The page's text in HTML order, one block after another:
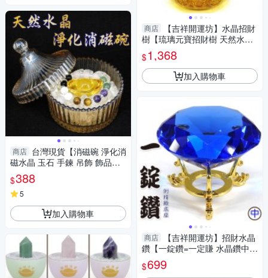
商店 台灣現貨【消磁碗 淨化消
磁水晶 玉石 手鍊 吊飾 飾品等
附白水晶300公克 元寶 已淨
化】
$388
5
加入購物車
商店
【吉祥開運坊】水晶招財
樹【琉璃元寶招財樹 天然水晶
招財樹 元寶發財樹 大型】 開光
擇日
$1,368
加入購物車
商店
【吉祥開運坊】招財水晶
鑽【一錠鑽=一定賺 水晶鑽中型
約7.8cm含底座 多色可供選
擇】淨化 擇日
$699